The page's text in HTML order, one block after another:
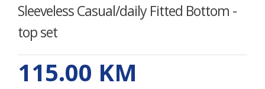
Sleeveless Casual/daily Fitted Bottom -
top set
115.00 KM